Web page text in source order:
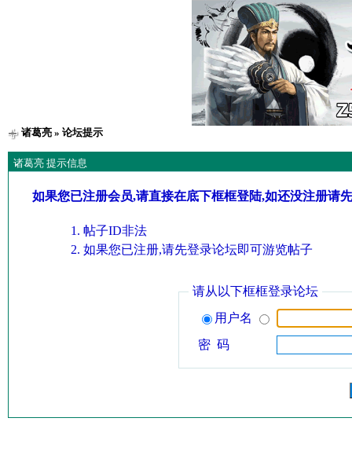
诸葛亮» 论坛提示
诸葛亮 提示信息
如果您已注册会员,请直接在底下框框登陆,如还没注册请
帖子ID非法
如果您已注册,请先登录论坛即可游览帖子
请从以下框框登录论坛
用户名
密 码